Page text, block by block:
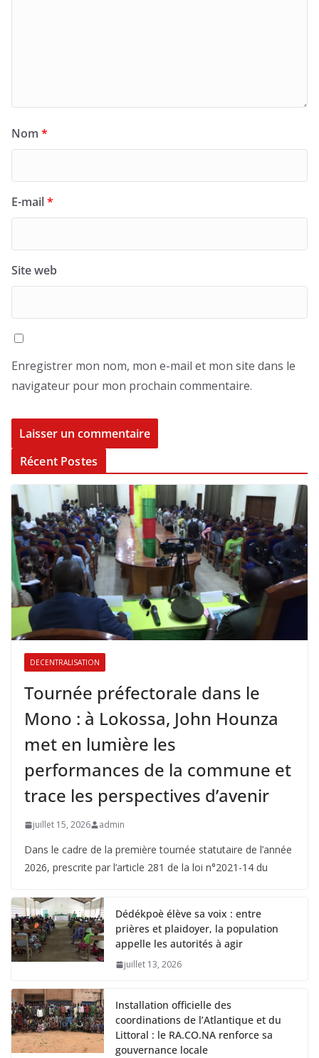
Nom *
E-mail*
Site web
Enregistrer mon nom, mon e-mail et mon site dans le
navigateur pour mon prochain commentaire.
Récent Postes
DECENTRALISATION
Tournée préfectorale dans le
Mono : à Lokossa, John Hounza
met en lumière les
performances de la commune et
trace les perspectives d’avenir
juillet 15, 2026 admin
Dans le cadre de la première tournée statutaire de l’année
2026, prescrite par l’article 281 de la loi n°2021-14 du
Dédékpoè élève sa voix : entre
prières et plaidoyer, la population
appelle les autorités à agir
juillet 13, 2026
Installation officielle des
coordinations de l’Atlantique et du
Littoral : le RA.CO.NA renforce sa
gouvernance locale